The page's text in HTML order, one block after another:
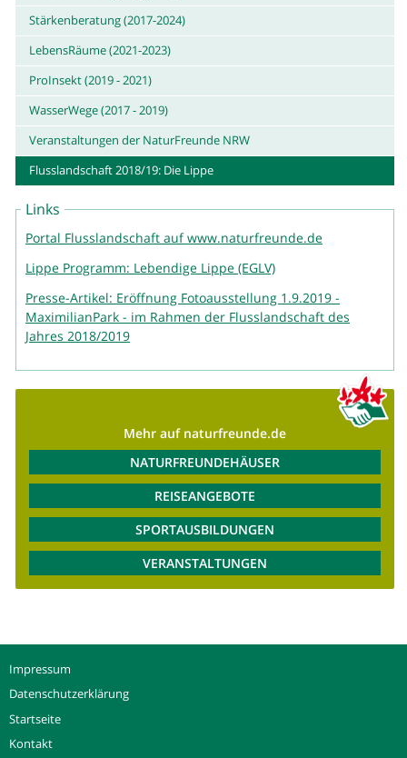
Stärkenberatung (2017-2024)
LebensRäume (2021-2023)
ProInsekt (2019 - 2021)
WasserWege (2017 - 2019)
Veranstaltungen der NaturFreunde NRW
Flusslandschaft 2018/19: Die Lippe
Links
Portal Flusslandschaft auf www.naturfreunde.de
Lippe Programm: Lebendige Lippe (EGLV)
Presse-Artikel: Eröffnung Fotoausstellung 1.9.2019 -
MaximilianPark - im Rahmen der Flusslandschaft des
Jahres 2018/2019
Mehr auf naturfreunde.de
NATURFREUNDEHÄUSER
REISEANGEBOTE
SPORTAUSBILDUNGEN
VERANSTALTUNGEN
Impressum
Datenschutzerklärung
Startseite
Kontakt